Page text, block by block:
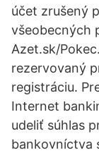
účet zrušený
všeobecných
Azet.sk/
rezervovaný
registráciu.
Internet
udeliť súhlas
bankovníctva